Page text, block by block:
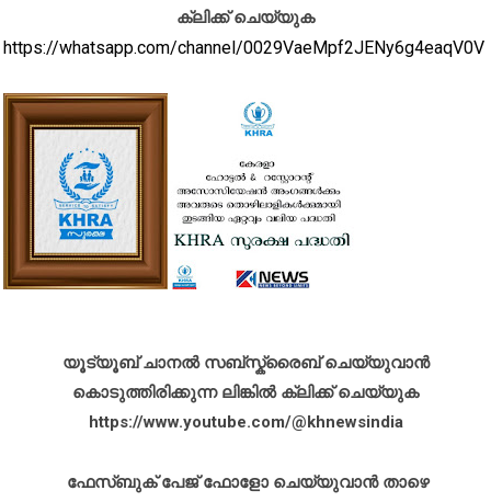
ക്ലിക്ക് ചെയ്യുക
https://whatsapp.com/channel/0029VaeMpf2JENy6g4eaqV0V
യൂട്യൂബ് ചാനൽ സബ്സ്ക്രൈബ് ചെയ്യുവാൻ
കൊടുത്തിരിക്കുന്ന ലിങ്കിൽ ക്ലിക്ക് ചെയ്യുക
https://www.youtube.com/@khnewsindia
ഫേസ്ബുക് പേജ് ഫോളോ ചെയ്യുവാൻ താഴെ